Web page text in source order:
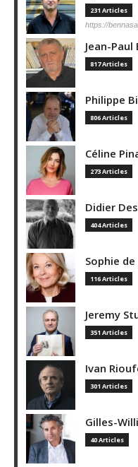
231 Articles
https://
Jean-
817 Articles
Philippe
806 Articles
Céline
273 Articles
Didier
404 Articles
Sophie
116 Articles
Jeremy
351 Articles
Ivan
301 Articles
Gilles-
40 Articles